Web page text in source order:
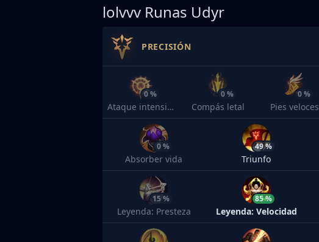
lolvvv Runas Udyr
PRECISIÓN
0 %
Ataque intensificado
0 %
Compás letal
0 %
Pies veloces
0 %
Absorber vida
49 %
Triunfo
15 %
Leyenda: Presteza
85 %
Leyenda: Velocidad